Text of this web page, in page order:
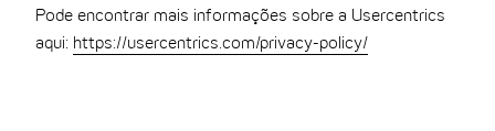
Pode encontrar mais informações sobre a Usercentrics
aqui: https://usercentrics.com/privacy-policy/